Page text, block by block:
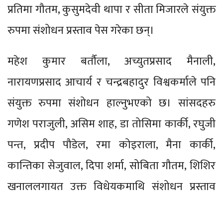
प्रतिमा गौतम, कुसुमदेवी थापा र सीता मिजारले संयुक्त
रुपमा संशोधन प्रस्ताव पेस गरेका छन्।
महेश कुमार बर्तौला, अच्युतप्रसाद मैनाली,
नारायणप्रसाद आचार्य र चन्द्रबहादुर विश्वकर्माले पनि
संयुक्त रुपमा संशोधन हाल्नुभएको छ। सांसदहरु
गणेश पराजुली, असिम शाह, डा तोसिमा कार्की, रघुजी
पन्त, प्रदीप पौडेल, रमा कोइराला, मैना कार्की,
कान्तिका सेजुवाल, दिपा शर्मा, सोबिता गौतम, शिशिर
खनाललगायत उक्त विधेयकमाथि संशोधन प्रस्ताव